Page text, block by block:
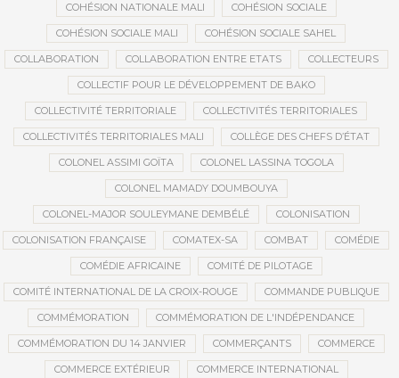
COHÉSION NATIONALE MALI COHÉSION SOCIALE
COHÉSION SOCIALE MALI COHÉSION SOCIALE SAHEL
COLLABORATION COLLABORATION ENTRE ETATS COLLECTEURS
COLLECTIF POUR LE DÉVELOPPEMENT DE BAKO
COLLECTIVITÉ TERRITORIALE COLLECTIVITÉS TERRITORIALES
COLLECTIVITÉS TERRITORIALES MALI COLLÈGE DES CHEFS D’ÉTAT
COLONEL ASSIMI GOÏTA COLONEL LASSINA TOGOLA
COLONEL MAMADY DOUMBOUYA
COLONEL-MAJOR SOULEYMANE DEMBÉLÉ COLONISATION
COLONISATION FRANÇAISE COMATEX-SA COMBAT COMÉDIE
COMÉDIE AFRICAINE COMITÉ DE PILOTAGE
COMITÉ INTERNATIONAL DE LA CROIX-ROUGE COMMANDE PUBLIQUE
COMMÉMORATION COMMÉMORATION DE L'INDÉPENDANCE
COMMÉMORATION DU 14 JANVIER COMMERÇANTS COMMERCE
COMMERCE EXTÉRIEUR COMMERCE INTERNATIONAL